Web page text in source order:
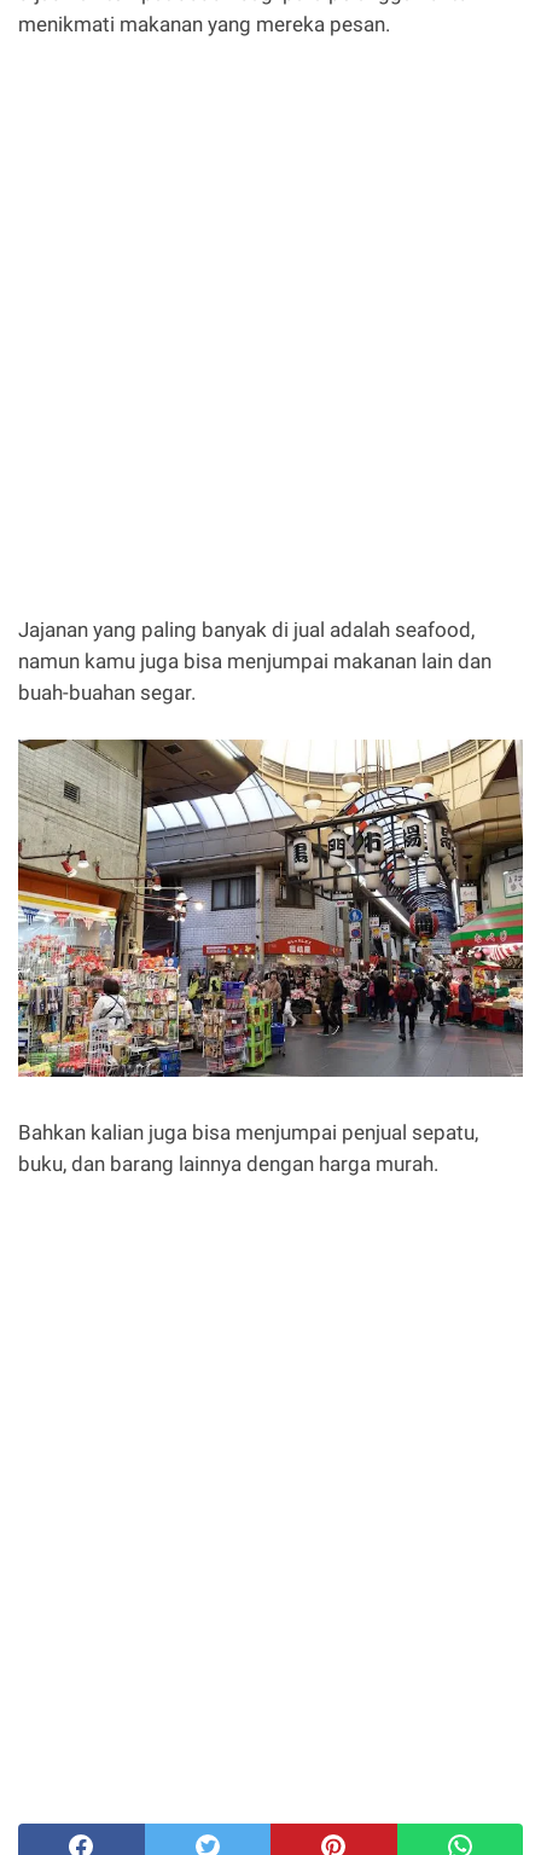
menikmati makanan yang mereka pesan.
Jajanan yang paling banyak di jual adalah seafood,
namun kamu juga bisa menjumpai makanan lain dan
buah-buahan segar.
Bahkan kalian juga bisa menjumpai penjual sepatu,
buku, dan barang lainnya dengan harga murah.